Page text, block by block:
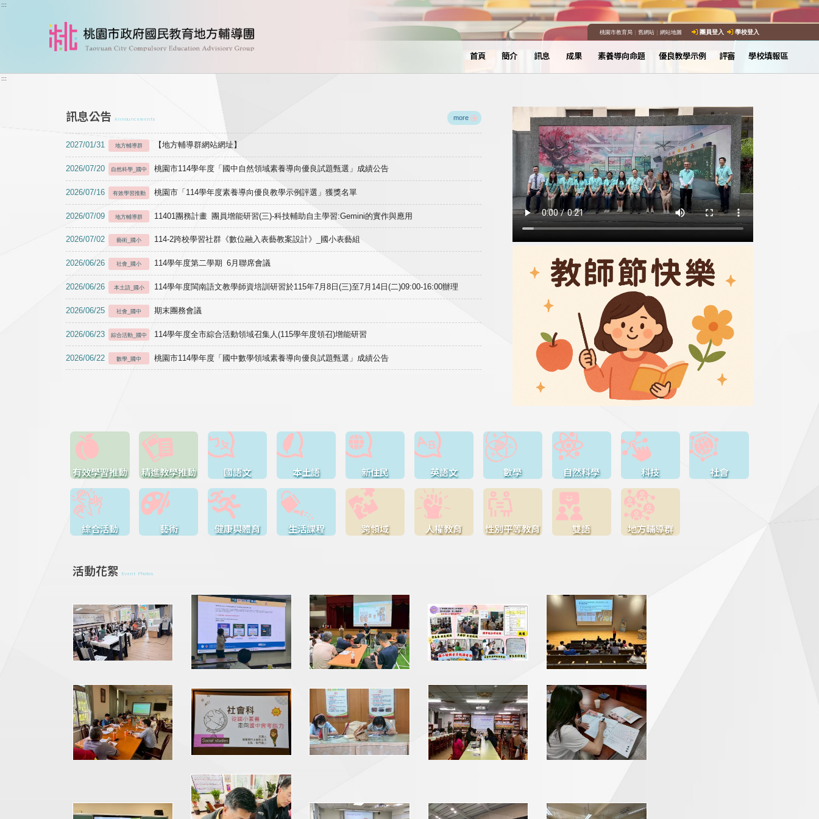
跳到主要內容
:::
桃園市教育局｜ 舊網站｜ 網站地圖 團員登入 學校登入
首頁 簡介 訊息 成果 素養導向命題 優良教學示例 評審 學校填報區
:::
訊息公告 Announcements more
2027/01/31 地方輔導群 【地方輔導群網站網址】
2026/07/20 自然科學_國中 桃園市114學年度「國中自然領域素養導向優良試題甄選」成績公告
2026/07/16 有效學習推動 桃園市「114學年度素養導向優良教學示例評選」獲獎名單
2026/07/09 地方輔導群 11401團務計畫 團員增能研習(三)-科技輔助自主學習:Gemini的實作與應用
2026/07/02 藝術_國小 114-2跨校學習社群《數位融入表藝教案設計》_國小表藝組
2026/06/26 社會_國小 114學年度第二學期 6月聯席會議
2026/06/26 本土語_國小 114學年度閩南語文教學師資培訓研習於115年7月8日(三)至7月14日(二)09:00-16:00辦理
2026/06/25 社會_國中 期末團務會議
2026/06/23 綜合活動_國中 114學年度全市綜合活動領域召集人(115學年度領召)增能研習
2026/06/22 數學_國中 桃園市114學年度「國中數學領域素養導向優良試題甄選」成績公告
有效學習推動 精進教學推動 國語文 本土語 新住民 英語文 數學 自然科學 科技 社會
綜合活動 藝術 健康與體育 生活課程 跨領域 人權教育 性別平等教育 雙語 地方輔導群
活動花絮 Event Photos